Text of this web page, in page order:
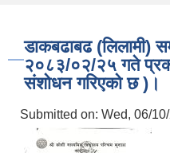
डाकबढाबढ (लिलामी)
२०८३/०२/२५ गते
संशोधन गरिएको छ )।
Submitted on: Wed, 06/